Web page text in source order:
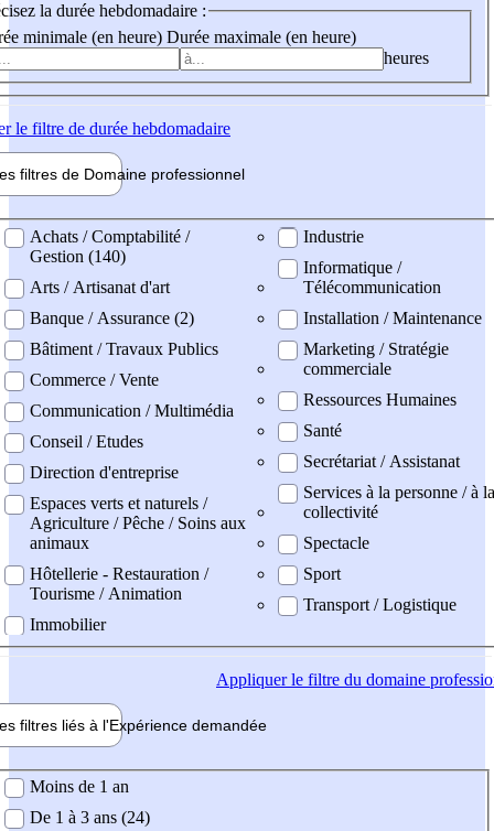
la durée hebdomadaire :
minimale (en heure) Durée maximale (en heure)
heures
le filtre de durée hebdomadaire
filtres de Domaine professionnel
professionel
Achats / Comptabilité /
Gestion (140)
Arts / Artisanat d'art
Banque / Assurance (2)
Bâtiment / Travaux Publics
Commerce / Vente
Communication / Multimédia
Conseil / Etudes
Direction d'entreprise
Espaces verts et naturels /
Agriculture / Pêche / Soins aux
animaux
Hôtellerie - Restauration /
Tourisme / Animation
Immobilier
Industrie
Informatique /
Télécommunication
Installation / Maintenance
Marketing / Stratégie
commerciale
Ressources Humaines
Santé
Secrétariat / Assistanat
Services à la personne / à la
collectivité
Spectacle
Sport
Transport / Logistique
Appliquerle filtre du domaine
filtres liés à l'Expérience demandée
demandée
Moins de 1 an
De 1 à 3 ans (24)